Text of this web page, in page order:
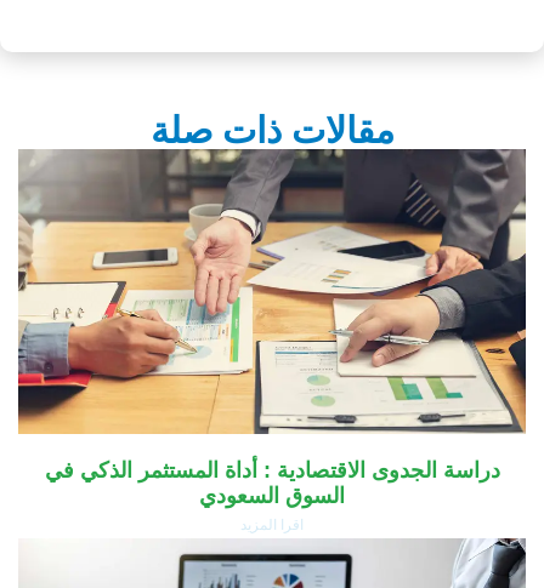
مقالات ذات صلة
دراسة الجدوى الاقتصادية : أداة المستثمر الذكي في
السوق السعودي
اقرا المزيد